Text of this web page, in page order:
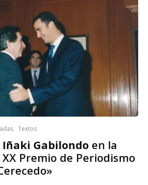
Textos
Iñaki Gabilondo en la
Premio de Periodismo